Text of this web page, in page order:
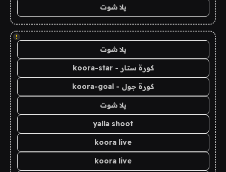
يلا شوت
!
يلا شوت
كورة ستار - koora-star
كورة جول - koora-goal
يلا شوت
yalla shoot
koora live
koora live